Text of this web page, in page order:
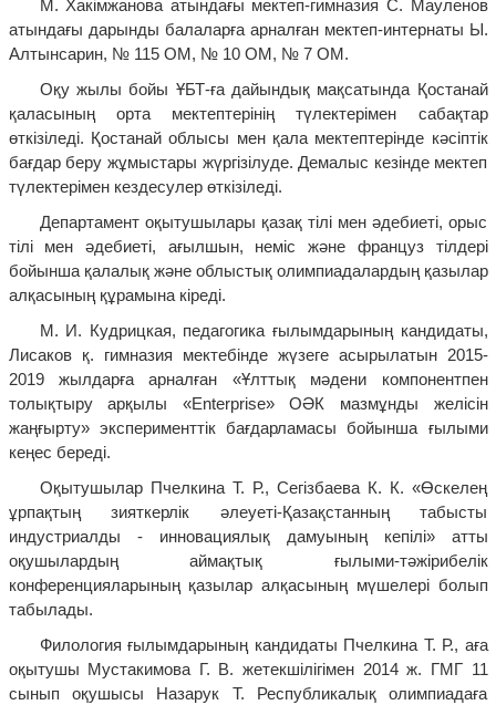
М. Хакімжанова атындағы мектеп-гимназия С. Мауленов
атындағы дарынды балаларға арналған мектеп-интернаты Ы.
Алтынсарин, № 115 ОМ, № 10 ОМ, № 7 ОМ.
Оқу жылы бойы ҰБТ-ға дайындық мақсатында Қостанай
қаласының орта мектептерінің түлектерімен сабақтар
өткізіледі. Қостанай облысы мен қала мектептерінде кәсіптік
бағдар беру жұмыстары жүргізілуде. Демалыс кезінде мектеп
түлектерімен кездесулер өткізіледі.
Департамент оқытушылары қазақ тілі мен әдебиеті, орыс
тілі мен әдебиеті, ағылшын, неміс және француз тілдері
бойынша қалалық және облыстық олимпиадалардың қазылар
алқасының құрамына кіреді.
М. И. Кудрицкая, педагогика ғылымдарының кандидаты,
Лисаков қ. гимназия мектебінде жүзеге асырылатын 2015-
2019 жылдарға арналған «Ұлттық мәдени компонентпен
толықтыру арқылы «Enterprise» ОӘК мазмұнды желісін
жаңғырту» эксперименттік бағдарламасы бойынша ғылыми
кеңес береді.
Оқытушылар Пчелкина Т. Р., Сегізбаева К. К. «Өскелең
ұрпақтың зияткерлік әлеуеті-Қазақстанның табысты
индустриалды - инновациялық дамуының кепілі» атты
оқушылардың аймақтық ғылыми-тәжірибелік
конференцияларының қазылар алқасының мүшелері болып
табылады.
Филология ғылымдарының кандидаты Пчелкина Т. Р., аға
оқытушы Мустакимова Г. В. жетекшілігімен 2014 ж. ГМГ 11
сынып оқушысы Назарук Т. Республикалық олимпиадаға